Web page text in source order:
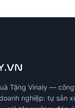
Tặng Vinaly — công
nghiệp: tự sản